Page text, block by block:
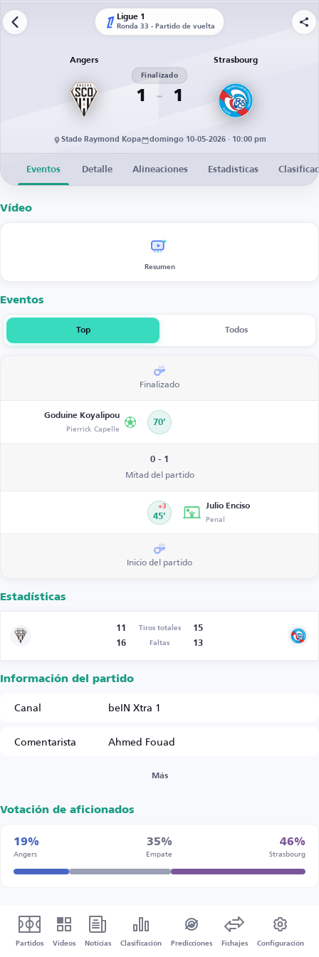
Ligue 1
Ronda 33 - Partido de vuelta
Angers
1
Finalizado
1
Strasbourg
Stade Raymond Kopa domingo 10-05-2026 · 10:00 pm
Eventos Detalle Alineaciones Estadísticas
Vídeo
Resumen
Eventos
Top Todos
Finalizado
Goduine Koyalipou
Pierrick Capelle 70’
0 - 1
Mitad del partido
45’
+3 Julio Enciso
Penal
Inicio del partido
Estadísticas
11 Tiros totales
15
16
Faltas 13
Información del partido
Canal
beIN Xtra 1
Comentarista
Ahmed Fouad
Más
Votación de aficionados
19%
Angers
35%
Empate
46%
Strasbourg
Partidos Vídeos Noticias Clasificación Predicciones Fichajes Configuración